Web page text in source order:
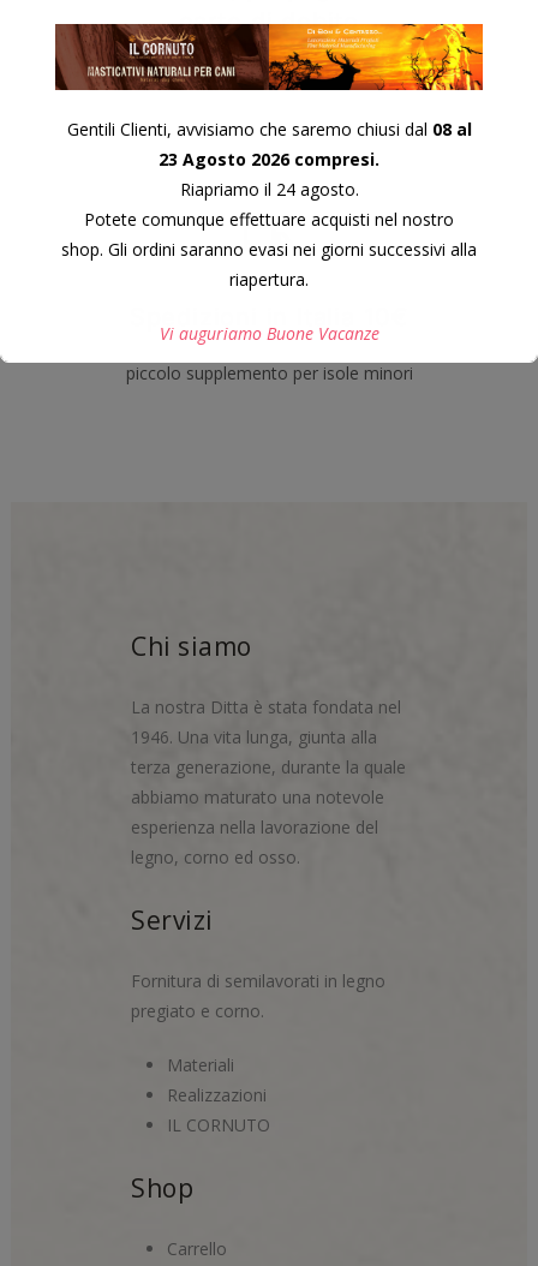
carte di debito
piccolo supplemento per isole minori
Chi siamo
La nostra Ditta è stata fondata nel
1946. Una vita lunga, giunta alla
terza generazione, durante la quale
abbiamo maturato una notevole
esperienza nella lavorazione del
legno, corno ed osso.
Servizi
Fornitura di semilavorati in legno
pregiato e corno.
Materiali
Realizzazioni
IL CORNUTO
Shop
Carrello
Gentili Clienti, avvisiamo che saremo chiusi dal 08 al
23 Agosto 2026 compresi.
Riapriamo il 24 agosto.
Potete comunque effettuare acquisti nel nostro
shop. Gli ordini saranno evasi nei giorni successivi alla
riapertura.
Vi auguriamo Buone Vacanze